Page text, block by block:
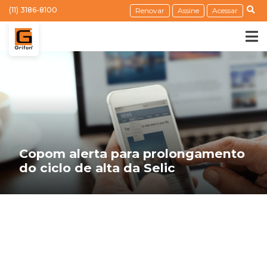
(11) 3186-8100 Renovar Assine Acessar
Copom alerta para prolongamento
do ciclo de alta da Selic